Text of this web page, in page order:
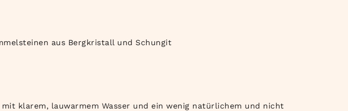
aus Bergkristall und Schungit
klarem, lauwarmem Wasser und ein wenig natürlichem und nicht